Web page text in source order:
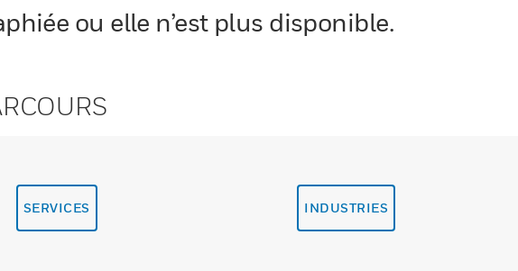
ou elle n’est plus disponible.
SERVICES INDUSTRIES